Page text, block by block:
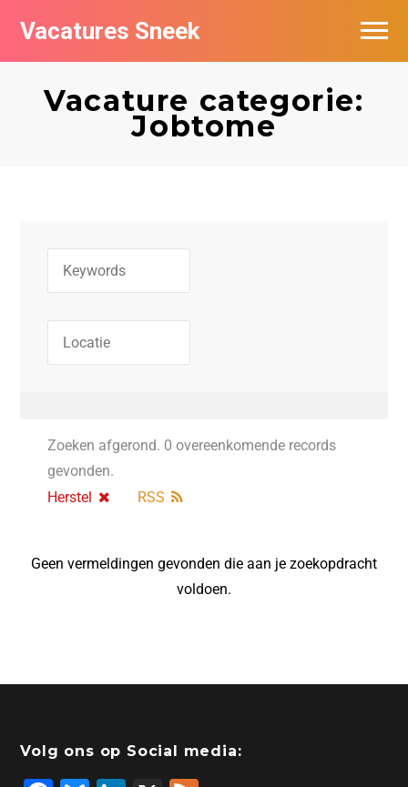
Vacatures Sneek
Vacature categorie:
Jobtome
Zoeken afgerond. 0 overeenkomende records
gevonden.
Herstel
RSS
Geen vermeldingen gevonden die aan je zoekopdracht
voldoen.
Volg ons op Social media:
Vacatures per bedrijf
De populairste vacatures in Sneek